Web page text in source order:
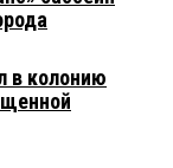
в колонию